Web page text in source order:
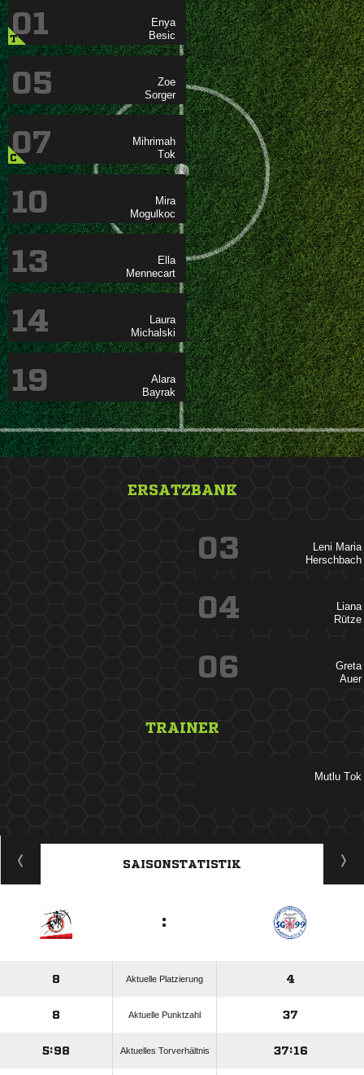


13


14


19


01
T


05


07
C


10
ERSATZBANK
 

03


04


06
TRAINER
 
ANZEIGE
SAISONSTATISTIK
:
8 Aktuelle Platzierung 4
8 Aktuelle Punktzahl 37
5:98 Aktuelles Torverhältnis 37:16